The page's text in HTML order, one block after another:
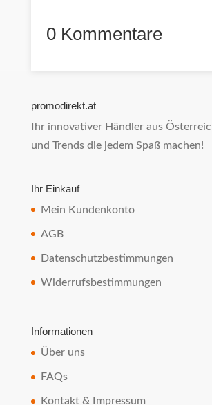
0 Kommentare
promodirekt.at
Ihr innovativer Händler aus
und Trends die jedem Spaß machen!
Ihr Einkauf
Mein Kundenkonto
AGB
Datenschutzbestimmungen
Widerrufsbestimmungen
Informationen
Über uns
FAQs
Kontakt & Impressum